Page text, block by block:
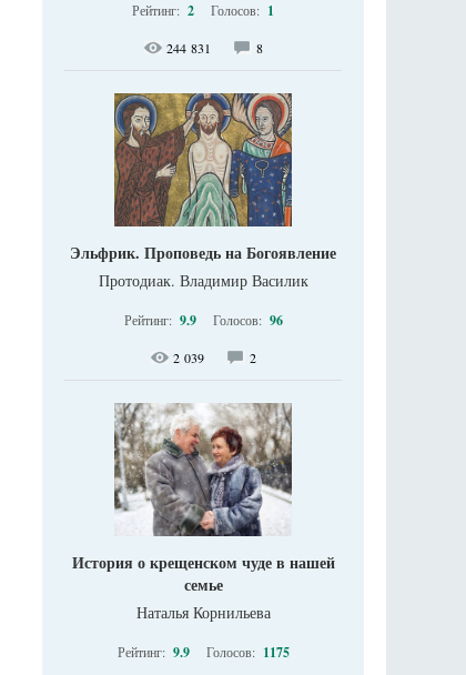
Рейтинг: 2 Голосов: 1
244 831 8
Эльфрик. Проповедь на Богоявление
Протодиак. Владимир Василик
Рейтинг: 9.9 Голосов: 96
2 039 2
История о крещенском чуде в нашей
семье
Наталья Корнильева
Рейтинг: 9.9 Голосов: 1175